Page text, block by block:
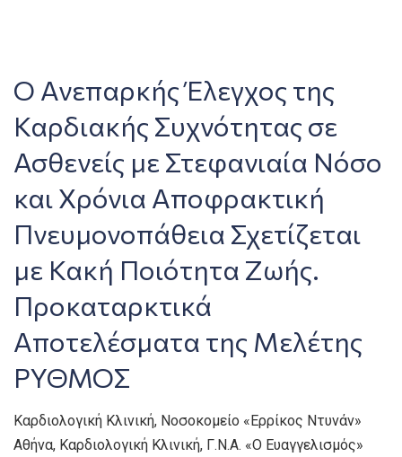
Ο Ανεπαρκής Έλεγχος της
Καρδιακής Συχνότητας σε
Ασθενείς με Στεφανιαία Νόσο
και Χρόνια Αποφρακτική
Πνευμονοπάθεια Σχετίζεται
με Κακή Ποιότητα Ζωής.
Προκαταρκτικά
Αποτελέσματα της Μελέτης
ΡΥΘΜΟΣ
Καρδιολογική Κλινική, Νοσοκομείο «Ερρίκος Ντυνάν»
Αθήνα, Καρδιολογική Κλινική, Γ.Ν.Α. «Ο Ευαγγελισμός»